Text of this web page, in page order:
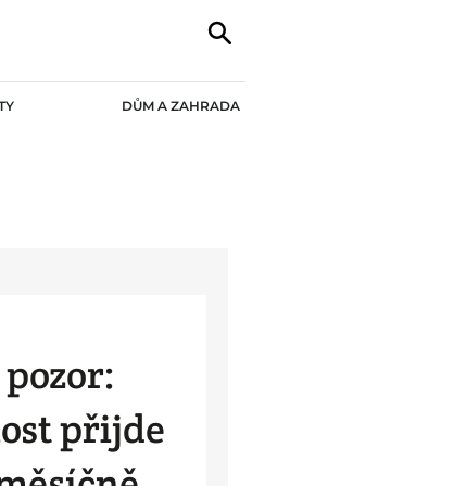
DŮM A ZAHRADA
přijde